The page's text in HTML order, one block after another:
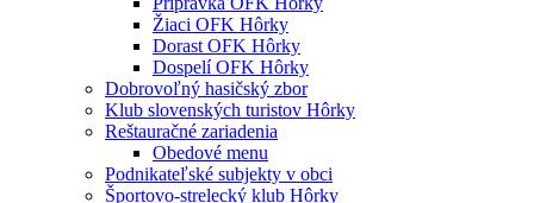
Žiaci OFK Hôrky
Dorast OFK Hôrky
Dospelí OFK Hôrky
Dobrovoľný hasičský zbor
Klub slovenských turistov Hôrky
Reštauračné zariadenia
Obedové menu
Podnikateľské subjekty v obci
Športovo-strelecký klub Hôrky